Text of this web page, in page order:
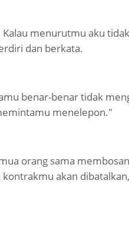
menurutmu aku
dan berkata.
benar-benar tidak
menelepon."
orang sama
akan